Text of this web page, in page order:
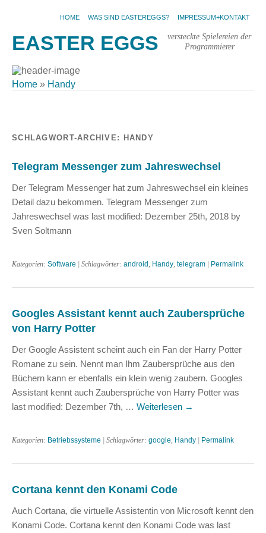
HOME WAS SIND EASTEREGGS? IMPRESSUM+KONTAKT
EASTER EGGS
versteckte Spielereien der
Programmierer
Home » Handy
SCHLAGWORT-ARCHIVE: HANDY
Telegram Messenger zum Jahreswechsel
Der Telegram Messenger hat zum Jahreswechsel ein kleines
Detail dazu bekommen. Telegram Messenger zum
Jahreswechsel was last modified: Dezember 25th, 2018 by
Sven Soltmann
Kategorien: Software | Schlagwörter: android , Handy, telegram Permalink
Googles Assistant kennt auch Zaubersprüche
von Harry Potter
Der Google Assistent scheint auch ein Fan der Harry Potter
Romane zu sein. Nennt man Ihm Zaubersprüche aus den
Büchern kann er ebenfalls ein klein wenig zaubern. Googles
Assistant kennt auch Zaubersprüche von Harry Potter was
last modified: Dezember 7th, … Weiterlesen →
Kategorien: Betriebssysteme | Schlagwörter: google, Handy Permalink
Cortana kennt den Konami Code
Auch Cortana, die virtuelle Assistentin von Microsoft kennt den
Konami Code. Cortana kennt den Konami Code was last